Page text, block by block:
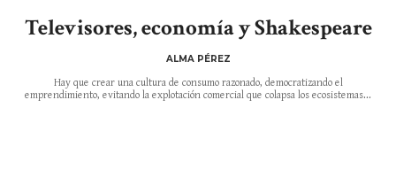
Televisores, economía y Shakespeare
ALMA PÉREZ
Hay que crear una cultura de consumo razonado, democratizando el
emprendimiento, evitando la explotación comercial que colapsa los ecosistemas...